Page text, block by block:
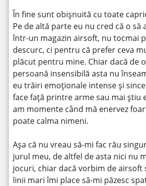
În fine sunt obișnuită cu toate
Pe de altă parte eu nu cred că o să
într-un magazin airsoft, nu tocmai
descurc, ci pentru că prefer ceva
plăcut pentru mine. Chiar dacă de
persoană insensibilă asta nu
eu trăiri emoționale intense și
face față printre arme sau mai știu
am momente când mă enervez
poate calma nimeni.
Așa că nu vreau să-mi fac rău
jurul meu, de altfel de asta nici nu
jocuri, chiar dacă vorbim de airsoft
linii mari îmi place să-mi păzesc